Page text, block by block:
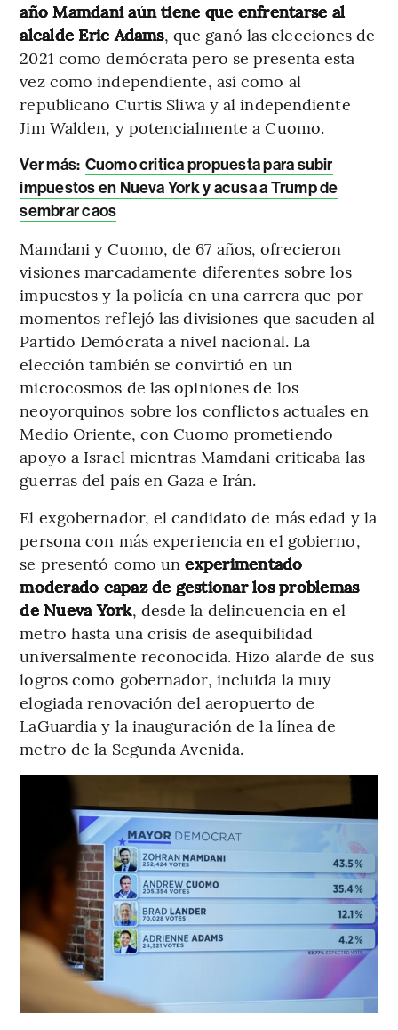
año Mamdani aún tiene que enfrentarse al
alcalde Eric Adams, que ganó las elecciones de
2021 como demócrata pero se presenta esta
vez como independiente, así como al
republicano Curtis Sliwa y al independiente
Jim Walden, y potencialmente a Cuomo.
Ver más: Cuomo critica propuesta para subir
impuestos en Nueva York y acusa a Trump de
sembrar caos
Mamdani y Cuomo, de 67 años, ofrecieron
visiones marcadamente diferentes sobre los
impuestos y la policía en una carrera que por
momentos reflejó las divisiones que sacuden al
Partido Demócrata a nivel nacional. La
elección también se convirtió en un
microcosmos de las opiniones de los
neoyorquinos sobre los conflictos actuales en
Medio Oriente, con Cuomo prometiendo
apoyo a Israel mientras Mamdani criticaba las
guerras del país en Gaza e Irán.
El exgobernador, el candidato de más edad y la
persona con más experiencia en el gobierno,
se presentó como unexperimentado
moderado capaz de gestionar los problemas
de Nueva York, desde la delincuencia en el
metro hasta una crisis de asequibilidad
universalmente reconocida. Hizo alarde de sus
logros como gobernador, incluida la muy
elogiada renovación del aeropuerto de
LaGuardia y la inauguración de la línea de
metro de la Segunda Avenida.